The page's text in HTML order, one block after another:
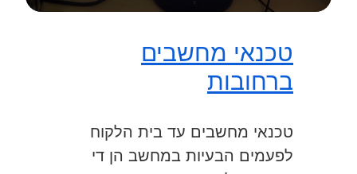
טכנאי מחשבים
ברחובות
טכנאי מחשבים עד בית הלקוח
לפעמים הבעיות במחשב הן די